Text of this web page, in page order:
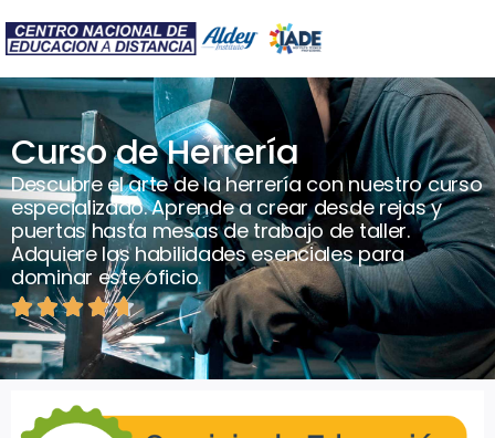
Curso de Herrería
Descubre el arte de la herrería con nuestro curso
especializado. Aprende a crear desde rejas y
puertas hasta mesas de trabajo de taller.
Adquiere las habilidades esenciales para
dominar este oficio.
